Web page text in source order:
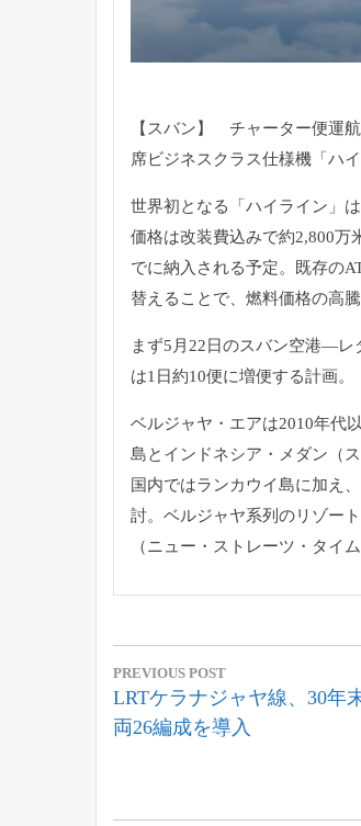
【スバン】 チャーター便運
席ビジネスクラス仕様機「ハ
世界初となる「ハイライン」は
価格は改装費込みで約2,800万
でに納入される予定。
既存の
替えることで、 燃料価格の高
まず5月22日のスバン空港―レ
は1日約10便に増便する計画。
ベルジャヤ・エアは2010年代
島とインドネシア・メダン（ス
国内ではランカウイ島に加え
討。 ベルジャヤ系列のリゾート
（ニュー・ストレーツ・タイ
投
稿
ビ
PREVIOUS POST
Previous
Post:
LRTケラナジャヤ線、30年
両26編成を導入